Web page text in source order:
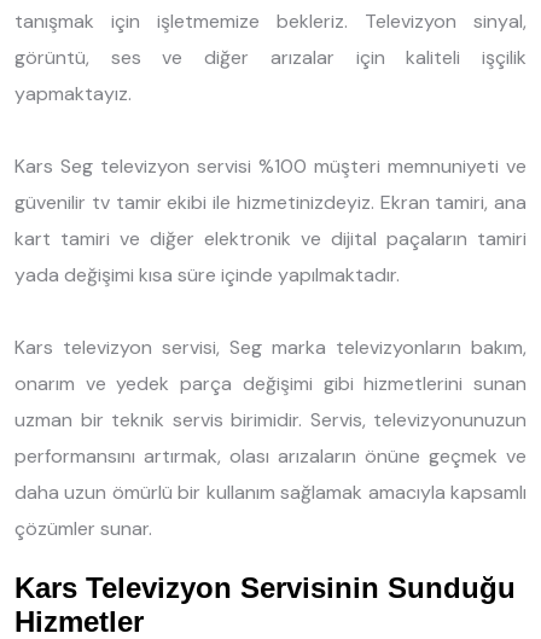
tanışmak için işletmemize bekleriz. Televizyon sinyal,
görüntü, ses ve diğer arızalar için kaliteli işçilik
yapmaktayız.
Kars Seg televizyon servisi %100 müşteri memnuniyeti ve
güvenilir tv tamir ekibi ile hizmetinizdeyiz. Ekran tamiri, ana
kart tamiri ve diğer elektronik ve dijital paçaların tamiri
yada değişimi kısa süre içinde yapılmaktadır.
Kars televizyon servisi, Seg marka televizyonların bakım,
onarım ve yedek parça değişimi gibi hizmetlerini sunan
uzman bir teknik servis birimidir. Servis, televizyonunuzun
performansını artırmak, olası arızaların önüne geçmek ve
daha uzun ömürlü bir kullanım sağlamak amacıyla kapsamlı
çözümler sunar.
Kars Televizyon Servisinin Sunduğu
Hizmetler